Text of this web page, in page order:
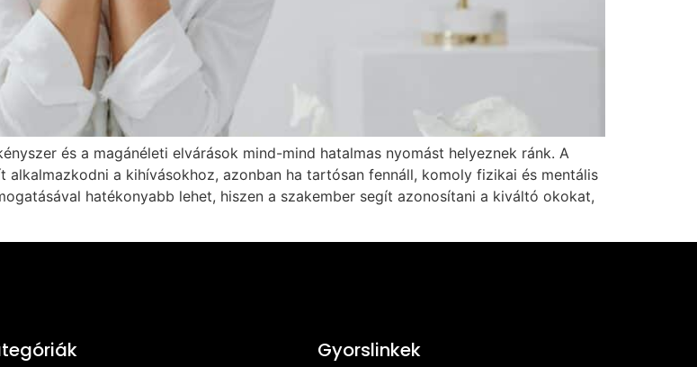
és a magánéleti elvárások mind-mind hatalmas nyomást helyeznek ránk. A
a kihívásokhoz, azonban ha tartósan fennáll, komoly fizikai és mentális
hatékonyabb lehet, hiszen a szakember segít azonosítani a kiváltó okokat,
Gyorslinkek